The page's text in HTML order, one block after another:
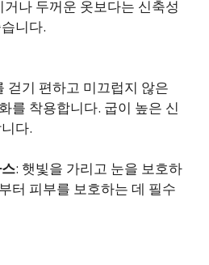
거나 두꺼운 옷보다는 신축성
니다.
걷기 편하고 미끄럽지 않은
를 착용합니다. 굽이 높은 신
다.
: 햇빛을 가리고 눈을 보호하
터 피부를 보호하는 데 필수